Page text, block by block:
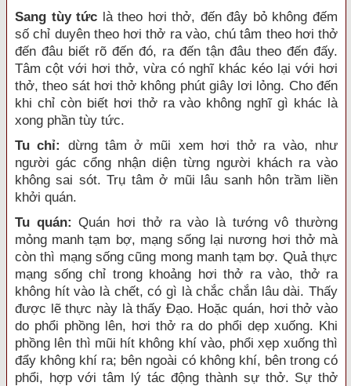
Sang tùy tức là theo hơi thở, đến đây bỏ không đếm
số chỉ duyên theo hơi thở ra vào, chú tâm theo hơi thở
đến đâu biết rõ đến đó, ra đến tận đâu theo đến đấy.
Tâm cột với hơi thở, vừa có nghĩ khác kéo lại với hơi
thở, theo sát hơi thở không phút giây lơi lỏng. Cho đến
khi chỉ còn biết hơi thở ra vào không nghĩ gì khác là
xong phần tùy tức.
Tu chỉ:
dừng tâm ở mũi xem hơi thở ra vào, như
người gác cổng nhận diện từng người khách ra vào
không sai sót. Trụ tâm ở mũi lâu sanh hôn trầm liền
khởi quán.
Tu quán: Quán hơi thở ra vào là tướng vô thường
mỏng manh tạm bợ, mạng sống lại nương hơi thở mà
còn thì mạng sống cũng mong manh tạm bợ. Quả thực
mạng sống chỉ trong khoảng hơi thở ra vào, thở ra
không hít vào là chết, có gì là chắc chắn lâu dài. Thấy
được lẽ thực này là thấy Ðạo. Hoặc quán, hơi thở vào
do phổi phồng lên, hơi thở ra do phổi dẹp xuống. Khi
phồng lên thì mũi hít không khí vào, phổi xẹp xuống thì
đẩy không khí ra; bên ngoài có không khí, bên trong có
phổi, hợp với tâm lý tác động thành sự thở. Sự thở